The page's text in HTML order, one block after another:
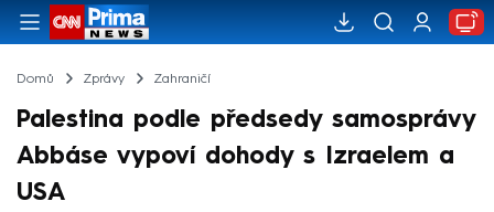
Domů Zprávy Zahraničí
Palestina podle předsedy samosprávy
Abbáse vypoví dohody s Izraelem a
USA